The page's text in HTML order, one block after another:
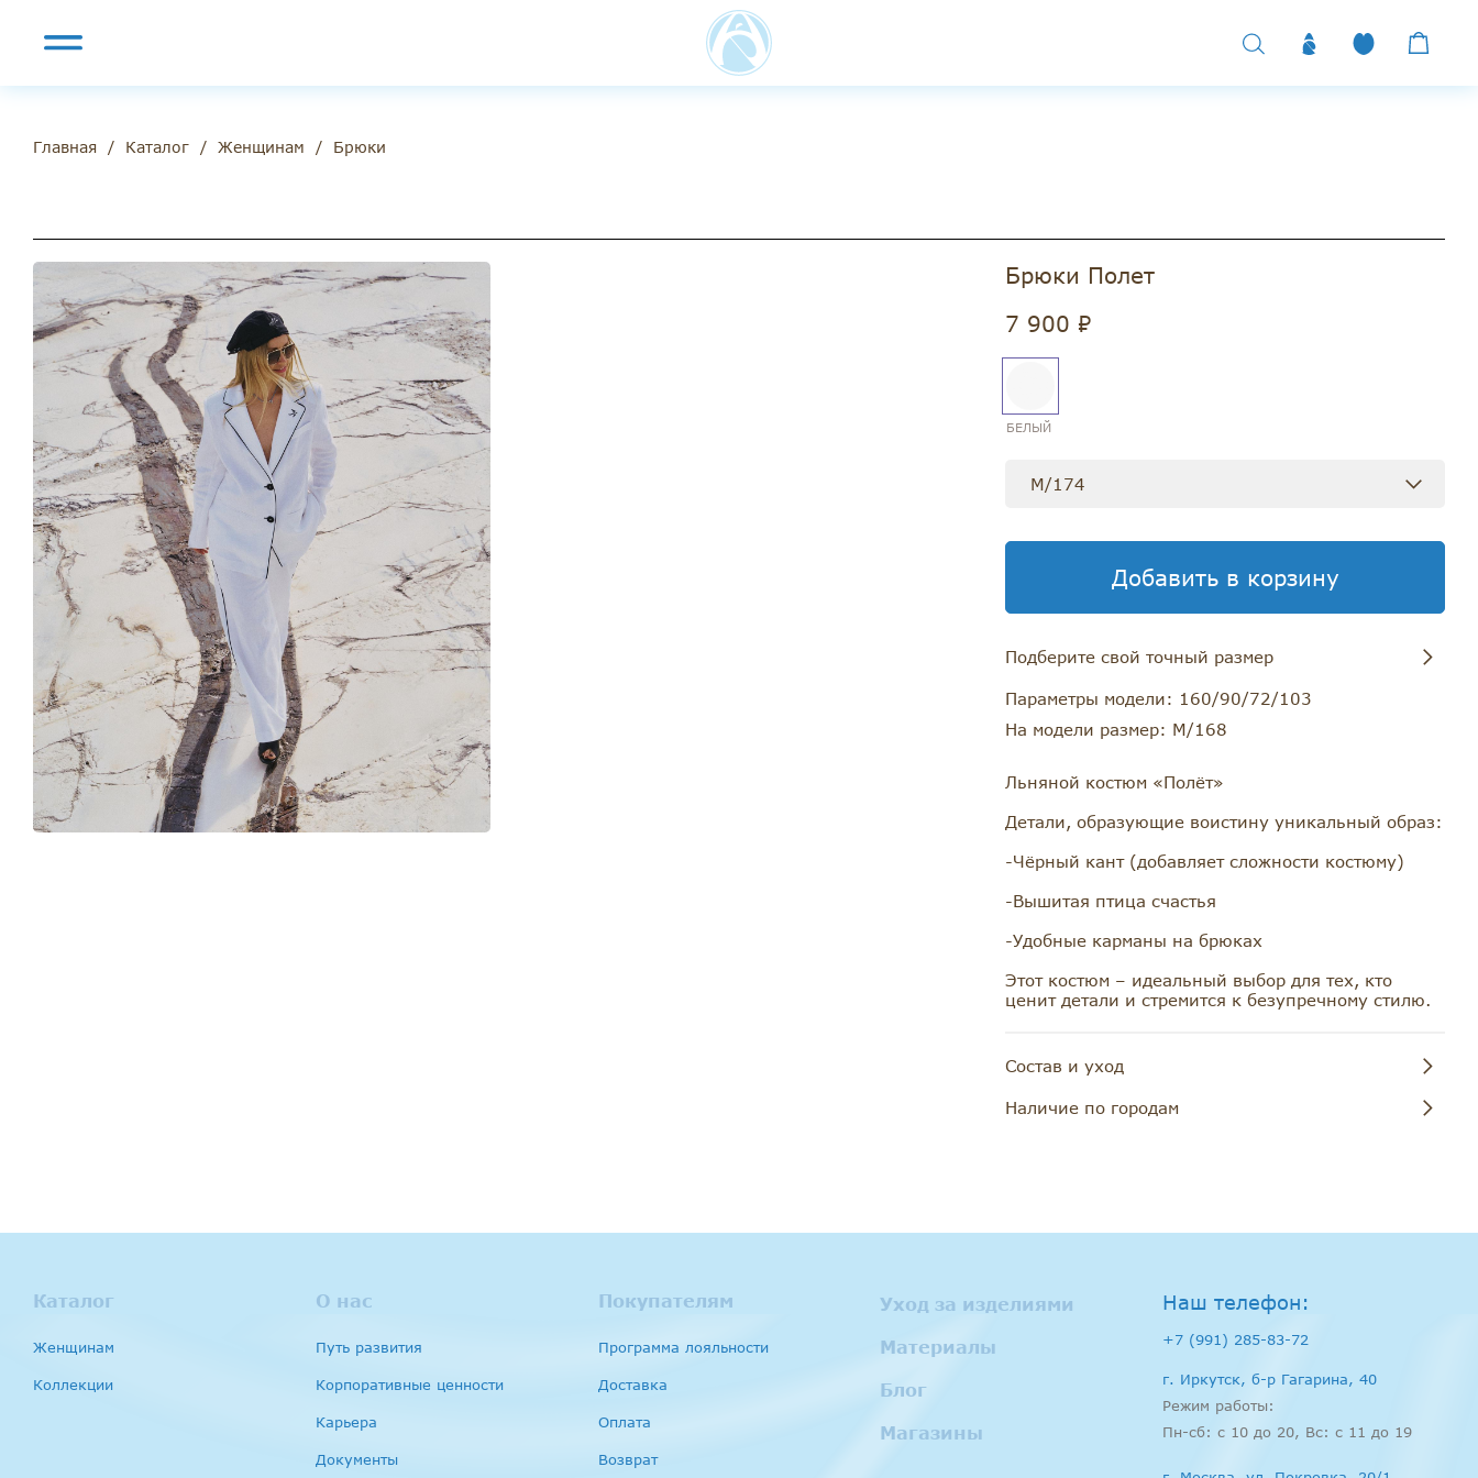
Главная / Каталог / Женщинам / Брюки
Брюки Полет
7 900 ₽
БЕЛЫЙ
M/174
Добавить в корзину
Подберите свой точный размер
Обхват груди Обхват бедер
90-93 98-101 71-75
94-97 102-105
Параметры модели: 160/90/72/103
На модели размер: М/168
Льняной костюм «Полёт»
Детали, образующие воистину уникальный образ:
-Чёрный кант (добавляет сложности костюму)
-Вышитая птица счастья
-Удобные карманы на брюках
Этот костюм – идеальный выбор для тех, кто
ценит детали и стремится к безупречному стилю.
Состав и уход
- 100% Лён
- Химчистка запрещена
Наличие по городам
Каталог
Женщинам
Коллекции
О нас
Путь развития
Корпоративные ценности
Карьера
Документы
Покупателям
Программа лояльности
Доставка
Оплата
Возврат
Уход за изделиями
Материалы
Блог
Магазины
Наш телефон:
+7 (991) 285-83-72
г. Иркутск, б-р Гагарина, 40
Режим работы:
Пн-сб: c 10 до 20, Вс: с 11 до 19